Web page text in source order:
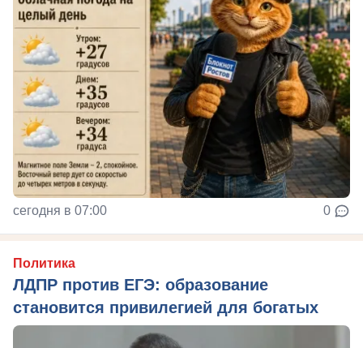
сегодня в 07:00 0
Политика
ЛДПР против ЕГЭ: образование
становится привилегией для богатых